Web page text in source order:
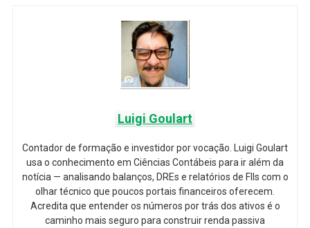
Luigi Goulart
Contador de formação e investidor por vocação. Luigi Goulart
usa o conhecimento em Ciências Contábeis para ir além da
notícia — analisando balanços, DREs e relatórios de FIIs com o
olhar técnico que poucos portais financeiros oferecem.
Acredita que entender os números por trás dos ativos é o
caminho mais seguro para construir renda passiva